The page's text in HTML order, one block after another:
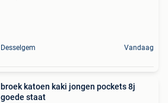
Desselgem Vandaag
broek katoen kaki jongen pockets 8j
goede staat